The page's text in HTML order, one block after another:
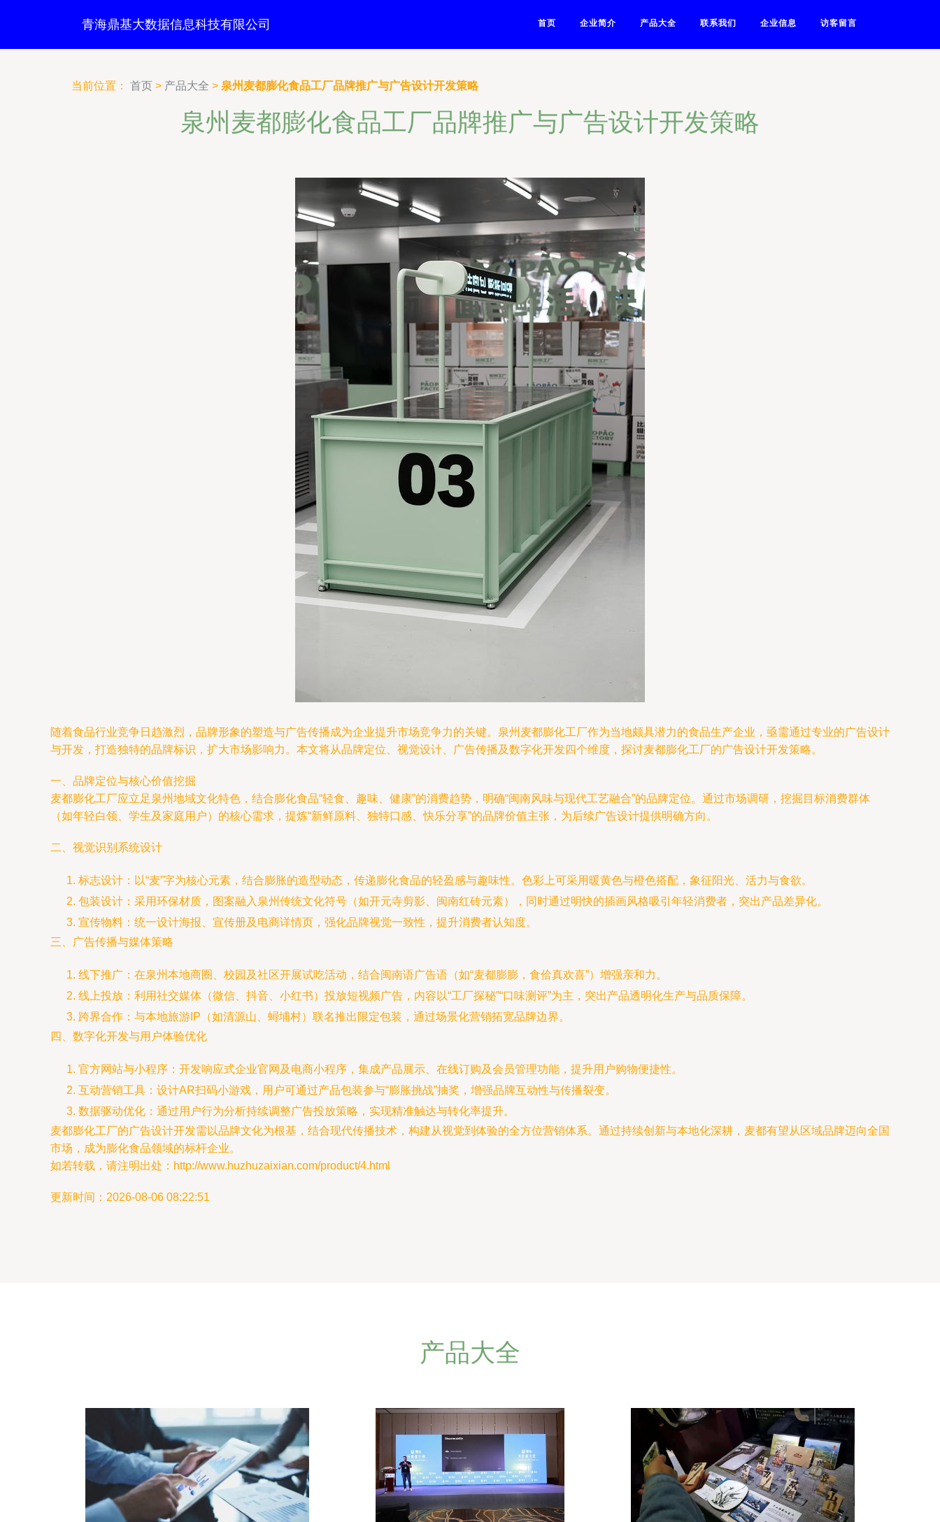
青海鼎基大数据信息科技有限公司 首页 企业简介 产品大全 联系我们 企业信息 访客留言
当前位置： 首页 > 产品大全 > 泉州麦都膨化食品工厂品牌推广与广告设计开发策略
泉州麦都膨化食品工厂品牌推广与广告设计开发策略
随着食品行业竞争日趋激烈，品牌形象的塑造与广告传播成为企业提升市场竞争力的关键。泉州麦都膨化工厂作为当地颇具潜力的食品生产企业，亟需通过专业的广告设计
与开发，打造独特的品牌标识，扩大市场影响力。本文将从品牌定位、视觉设计、广告传播及数字化开发四个维度，探讨麦都膨化工厂的广告设计开发策略。
一、品牌定位与核心价值挖掘
麦都膨化工厂应立足泉州地域文化特色，结合膨化食品“轻食、趣味、健康”的消费趋势，明确“闽南风味与现代工艺融合”的品牌定位。通过市场调研，挖掘目标消费群体
（如年轻白领、学生及家庭用户）的核心需求，提炼“新鲜原料、独特口感、快乐分享”的品牌价值主张，为后续广告设计提供明确方向。
二、视觉识别系统设计
标志设计：以“麦”字为核心元素，结合膨胀的造型动态，传递膨化食品的轻盈感与趣味性。色彩上可采用暖黄色与橙色搭配，象征阳光、活力与食欲。
包装设计：采用环保材质，图案融入泉州传统文化符号（如开元寺剪影、闽南红砖元素），同时通过明快的插画风格吸引年轻消费者，突出产品差异化。
宣传物料：统一设计海报、宣传册及电商详情页，强化品牌视觉一致性，提升消费者认知度。
三、广告传播与媒体策略
线下推广：在泉州本地商圈、校园及社区开展试吃活动，结合闽南语广告语（如“麦都膨膨，食佮真欢喜”）增强亲和力。
线上投放：利用社交媒体（微信、抖音、小红书）投放短视频广告，内容以“工厂探秘”“口味测评”为主，突出产品透明化生产与品质保障。
跨界合作：与本地旅游IP（如清源山、蟳埔村）联名推出限定包装，通过场景化营销拓宽品牌边界。
四、数字化开发与用户体验优化
官方网站与小程序：开发响应式企业官网及电商小程序，集成产品展示、在线订购及会员管理功能，提升用户购物便捷性。
互动营销工具：设计AR扫码小游戏，用户可通过产品包装参与“膨胀挑战”抽奖，增强品牌互动性与传播裂变。
数据驱动优化：通过用户行为分析持续调整广告投放策略，实现精准触达与转化率提升。
麦都膨化工厂的广告设计开发需以品牌文化为根基，结合现代传播技术，构建从视觉到体验的全方位营销体系。通过持续创新与本地化深耕，麦都有望从区域品牌迈向全国
市场，成为膨化食品领域的标杆企业。
如若转载，请注明出处：http://www.huzhuzaixian.com/product/4.html
更新时间：2026-08-06 08:22:51
产品大全